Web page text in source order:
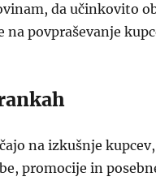
da učinkovito
povpraševanje
na izkušnje
promocije in